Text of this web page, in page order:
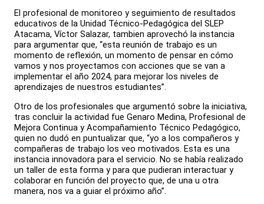
El profesional de monitoreo y seguimiento de resultados
educativos de la Unidad Técnico-Pedagógica del SLEP
Atacama, Víctor Salazar, tambien aprovechó la instancia
para argumentar que, “esta reunión de trabajo es un
momento de reflexión, un momento de pensar en cómo
vamos y nos proyectamos con acciones que se van a
implementar el año 2024, para mejorar los niveles de
aprendizajes de nuestros estudiantes”.
Otro de los profesionales que argumentó sobre la iniciativa,
tras concluir la actividad fue Genaro Medina, Profesional de
Mejora Continua y Acompañamiento Técnico Pedagógico,
quien no dudó en puntualizar que, “yo a los compañeros y
compañeras de trabajo los veo motivados. Esta es una
instancia innovadora para el servicio. No se había realizado
un taller de esta forma y para que pudieran interactuar y
colaborar en función del proyecto que, de una u otra
manera, nos va a guiar el próximo año”.